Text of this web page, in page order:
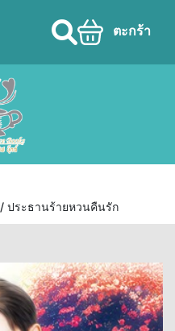
ตะกร้า
/ ประธานร้ายหวนคืนรัก